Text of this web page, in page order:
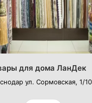
для дома ЛанДек
ул. Сормовская, 1/